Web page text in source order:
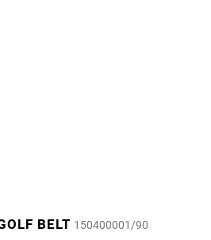
BELT 150400001/90